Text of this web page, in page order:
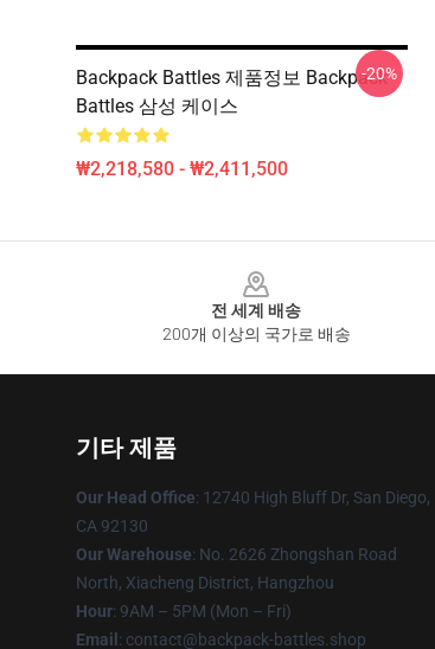
Backpack Battles 제품정보 Backpack
Battles 삼성 케이스
₩2,218,580 - ₩2,411,500
-20%
전 세계 배송
200개 이상의 국가로 배송
기타 제품
Our Head Office: 12740 High Bluff Dr, San Diego,
CA 92130
Our Warehouse: No. 2626 Zhongshan Road
North, Xiacheng District, Hangzhou
Hour: 9AM – 5PM (Mon – Fri)
Email : contact@backpack-battles.shop